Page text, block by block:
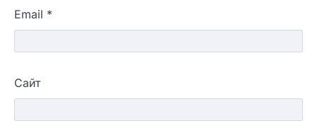
Email *
Сайт